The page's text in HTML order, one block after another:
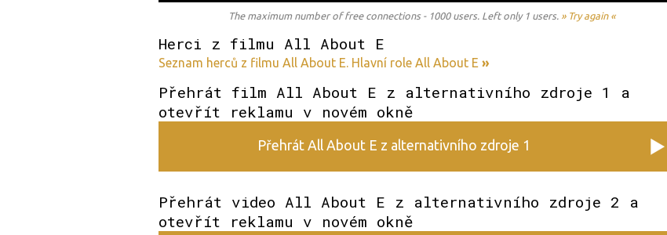
The maximum number of free connections - 1000 users. Left only 1 users. » Try again «
Herci z filmu All About E
Seznam herců z filmu All About E. Hlavní role All About E »
Přehrát film All About E z alternativního zdroje 1 a
otevřít reklamu v novém okně
Přehrát All About E z alternativního zdroje 1
Přehrát video All About E z alternativního zdroje 2 a
otevřít reklamu v novém okně